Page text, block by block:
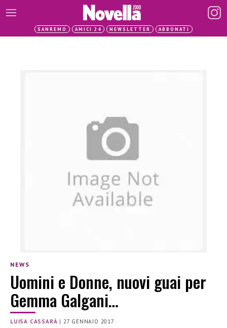
SANREMO AMICI 24 NEWSLETTER ABBONATI
NEWS
Uomini e Donne, nuovi guai per
Gemma Galgani…
LUISA CASSARÀ | 27 GENNAIO 2017